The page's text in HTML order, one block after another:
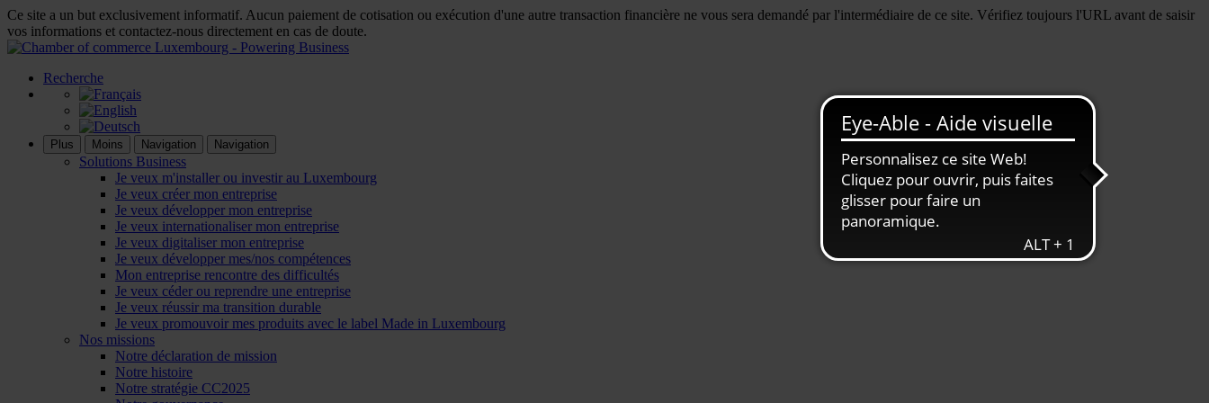
Ce site a un but exclusivement informatif. Aucun paiement de cotisation ou exécution d'une autre transaction financière ne vous sera demandé par l'intermédiaire de ce site. Vérifiez toujours l'URL avant de saisir
vos informations et contactez-nous directement en cas de doute.
Recherche
Plus Moins Navigation Navigation
Solutions Business
Je veux m'installer ou investir au Luxembourg
Je veux créer mon entreprise
Je veux développer mon entreprise
Je veux internationaliser mon entreprise
Je veux digitaliser mon entreprise
Je veux développer mes/nos compétences
Mon entreprise rencontre des difficultés
Je veux céder ou reprendre une entreprise
Je veux réussir ma transition durable
Je veux promouvoir mes produits avec le label Made in Luxembourg
Nos missions
Notre déclaration de mission
Notre histoire
Notre stratégie CC2025